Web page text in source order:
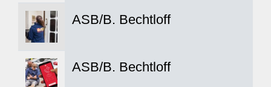
ASB/B. Bechtloff
ASB/B. Bechtloff